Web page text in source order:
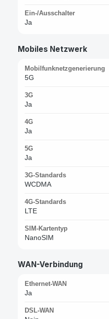
Ein-/Ausschalter
Ja
Mobiles Netzwerk
Mobilfunknetzgenerierung
5G
3G
Ja
4G
Ja
5G
Ja
3G-Standards
WCDMA
4G-Standards
LTE
SIM-Kartentyp
NanoSIM
WAN-Verbindung
Ethernet-WAN
Ja
DSL-WAN